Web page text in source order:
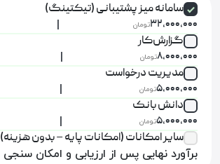
سامانه میز پشتیبانی (تیکتینگ)
۳۲,۰۰۰,۰۰۰تومان |
گزارش‌کار
۸,۰۰۰,۰۰۰تومان |
مدیریت درخواست
۵,۰۰۰,۰۰۰تومان |
دانش بانک
۵,۰۰۰,۰۰۰تومان |
سایر امکانات (امکانات پایه – بدون هزینه)
برآورد نهایی پس از ارزیابی و امکان سنجی